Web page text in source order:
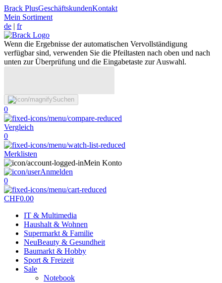
Brack PlusGeschäftskundenKontakt
Mein Sortiment
de | fr
Wenn die Ergebnisse der automatischen Vervollständigung
verfügbar sind, verwenden Sie die Pfeiltasten nach oben und nach
unten zur Überprüfung und die Eingabetaste zur Auswahl.
Suchen
0
Vergleich
0
Merklisten
Mein Konto
Anmelden
0
CHF0.00
IT & Multimedia
Haushalt & Wohnen
Supermarkt & Familie
NeuBeauty & Gesundheit
Baumarkt & Hobby
Sport & Freizeit
Sale
Notebook